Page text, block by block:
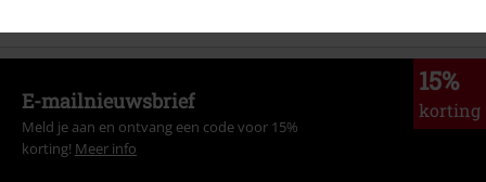
15%
korting
E-mailnieuwsbrief
Meld je aan en ontvang een code voor 15%
korting! Meer info